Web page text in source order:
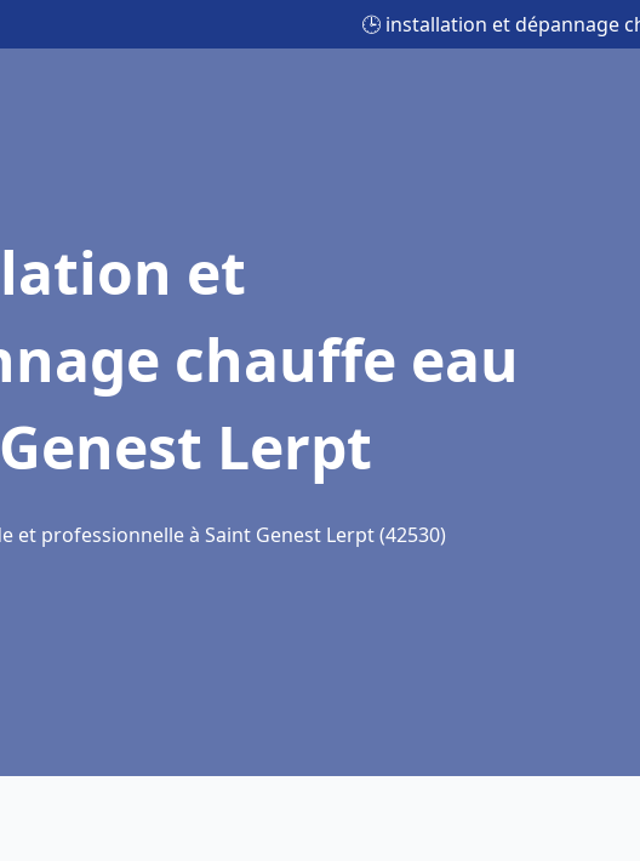
🕒 installation et dépannage
et
chauffe eau
Lerpt
et professionnelle à Saint Genest Lerpt (42530)